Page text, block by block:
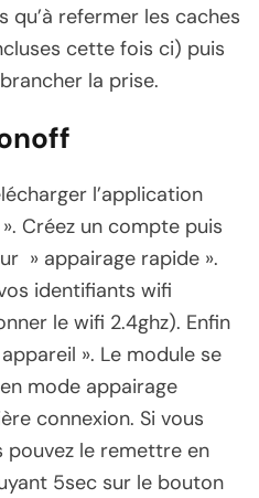
qu’à refermer les caches
cette fois ci) puis
la prise.
l’application
Créez un compte puis
» appairage rapide ».
identifiants wifi
le wifi 2.4ghz). Enfin
». Le module se
mode appairage
connexion. Si vous
pouvez le remettre en
5sec sur le bouton